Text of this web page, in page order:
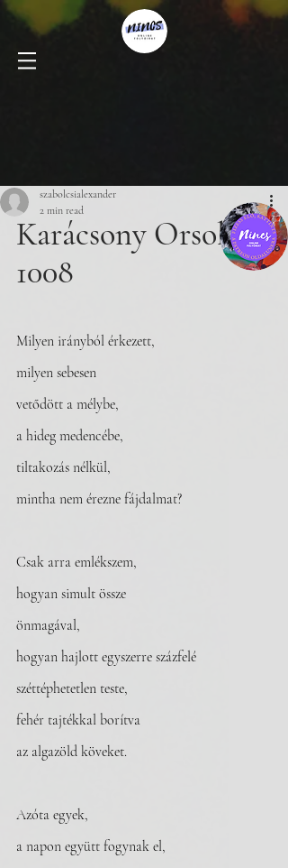
szabolcsialexander
2 min read
Karácsony Orsolya
1008
Milyen irányból érkezett,
milyen sebesen
vetődött a mélybe,
a hideg medencébe,
tiltakozás nélkül,
mintha nem érezne fájdalmat?
Csak arra emlékszem,
hogyan simult össze
önmagával,
hogyan hajlott egyszerre százfelé
széttéphetetlen teste,
fehér tajtékkal borítva
az algazöld köveket.
Azóta egyek,
a napon együtt fogynak el,